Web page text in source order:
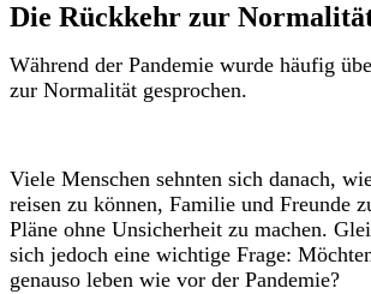
Die Rückkehr zur
Während der Pandemie wurde häufig
zur Normalität gesprochen.
Viele Menschen sehnten sich danach,
reisen zu können, Familie und Freunde
Pläne ohne Unsicherheit zu machen.
sich jedoch eine wichtige Frage:
genauso leben wie vor der Pandemie?